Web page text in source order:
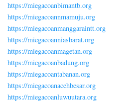
https://miegacoanbimantb.org
https://miegacoannmamuju.org
https://miegacoanmanggaraintt.org
https://miegacoanniasbarat.org
https://miegacoanmagetan.org
https://miegacoanbadung.org
https://miegacoantabanan.org
https://miegacoanacehbesar.org
https://miegacoanluwuutara.org